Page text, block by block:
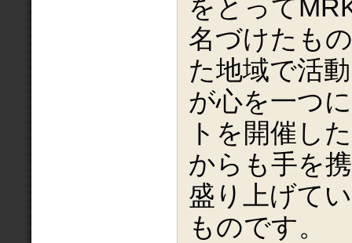
をとって
名づけたも
た地域で活
が心を一つ
トを開催し
からも手を
盛り上げて
ものです。